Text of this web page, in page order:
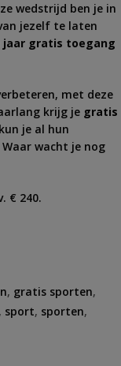
wedstrijd ben je in
jezelf te laten
jaar gratis toegang
met deze
krijg je gratis
je al hun
wacht je nog
€ 240.
, gratis sporten,
, sport, sporten,